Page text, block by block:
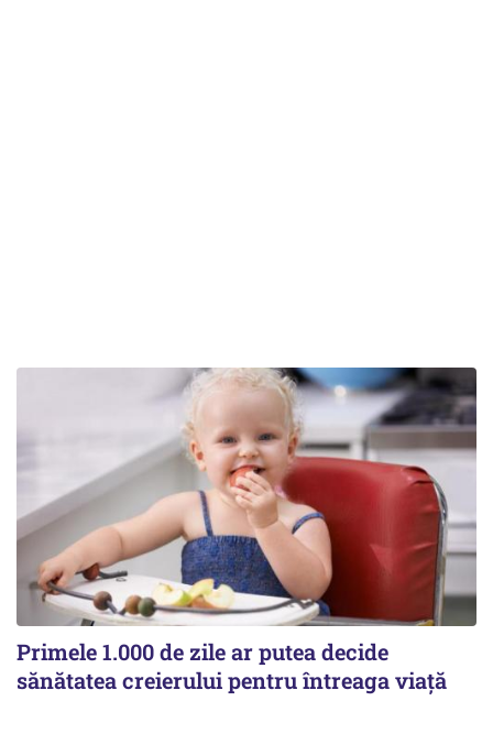
Primele 1.000 de zile ar putea decide
sănătatea creierului pentru întreaga viață